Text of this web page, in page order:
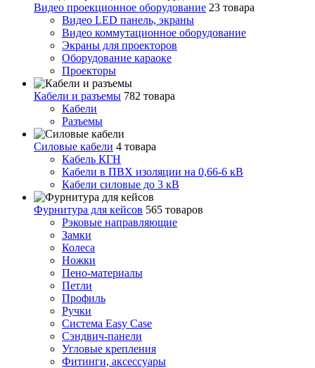
Видео проекционное оборудование 23 товара
Видео LED панель, экраны
Видео коммутационное оборудование
Экраны для проекторов
Оборудование караоке
Проекторы
Кабели и разъемы 782 товара
Кабели
Разъемы
Силовые кабели 4 товара
Кабель КГН
Кабели в ПВХ изоляции на 0,66-6 кВ
Кабели силовые до 3 кВ
Фурнитура для кейсов 565 товаров
Рэковые направляющие
Замки
Колеса
Ножки
Пено-материалы
Петли
Профиль
Ручки
Система Easy Case
Сэндвич-панели
Угловые крепления
Фитинги, аксессуары